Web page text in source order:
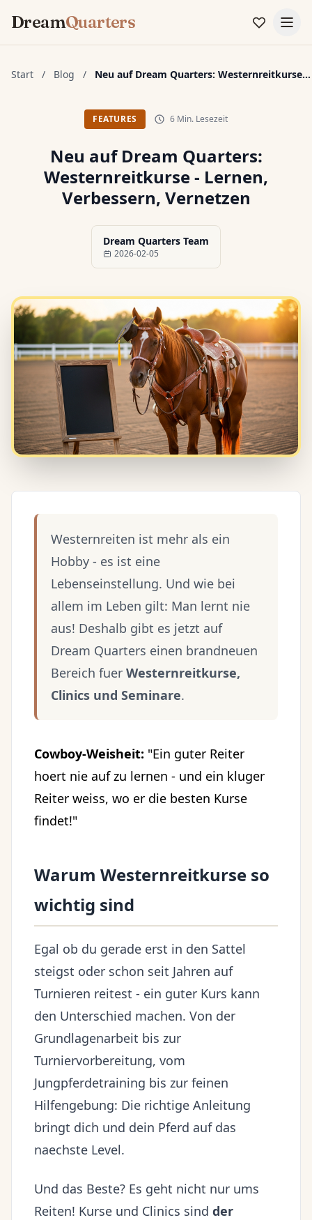
DreamQuarters
Start / Blog / Neu auf Dream Quarters: Westernreitkurse...
FEATURES 6 Min. Lesezeit
Neu auf Dream Quarters:
Westernreitkurse - Lernen,
Verbessern, Vernetzen
Dream Quarters Team
2026-02-05
Westernreiten ist mehr als ein
Hobby - es ist eine
Lebenseinstellung. Und wie bei
allem im Leben gilt: Man lernt nie
aus! Deshalb gibt es jetzt auf
Dream Quarters einen brandneuen
Bereich fuer Westernreitkurse,
Clinics und Seminare.
Cowboy-Weisheit: "Ein guter Reiter
hoert nie auf zu lernen - und ein kluger
Reiter weiss, wo er die besten Kurse
findet!"
Warum Westernreitkurse so
wichtig sind
Egal ob du gerade erst in den Sattel
steigst oder schon seit Jahren auf
Turnieren reitest - ein guter Kurs kann
den Unterschied machen. Von der
Grundlagenarbeit bis zur
Turniervorbereitung, vom
Jungpferdetraining bis zur feinen
Hilfengebung: Die richtige Anleitung
bringt dich und dein Pferd auf das
naechste Level.
Und das Beste? Es geht nicht nur ums
Reiten! Kurse und Clinics sind der